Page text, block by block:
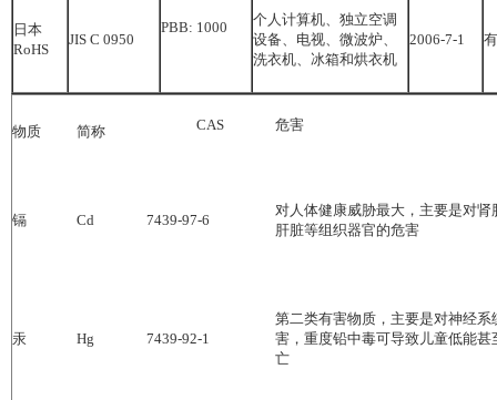
PBB: 1000
日本
RoHS
JIS C 0950
个人计算机、独立空调
设备、电视、微波炉、
洗衣机、冰箱和烘衣机
2006-7-1 有
物质 简称 CAS 危害
镉 Cd 7439-97-6
对人体健康威胁最大，主要是对肾
肝脏等组织器官的危害
汞 Hg 7439-92-1
第二类有害物质，主要是对神经系
害，重度铅中毒可导致儿童低能甚
亡